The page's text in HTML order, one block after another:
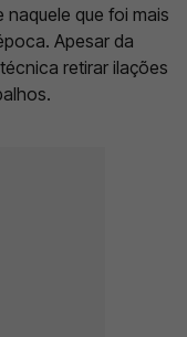
que foi mais
Apesar da
retirar ilações